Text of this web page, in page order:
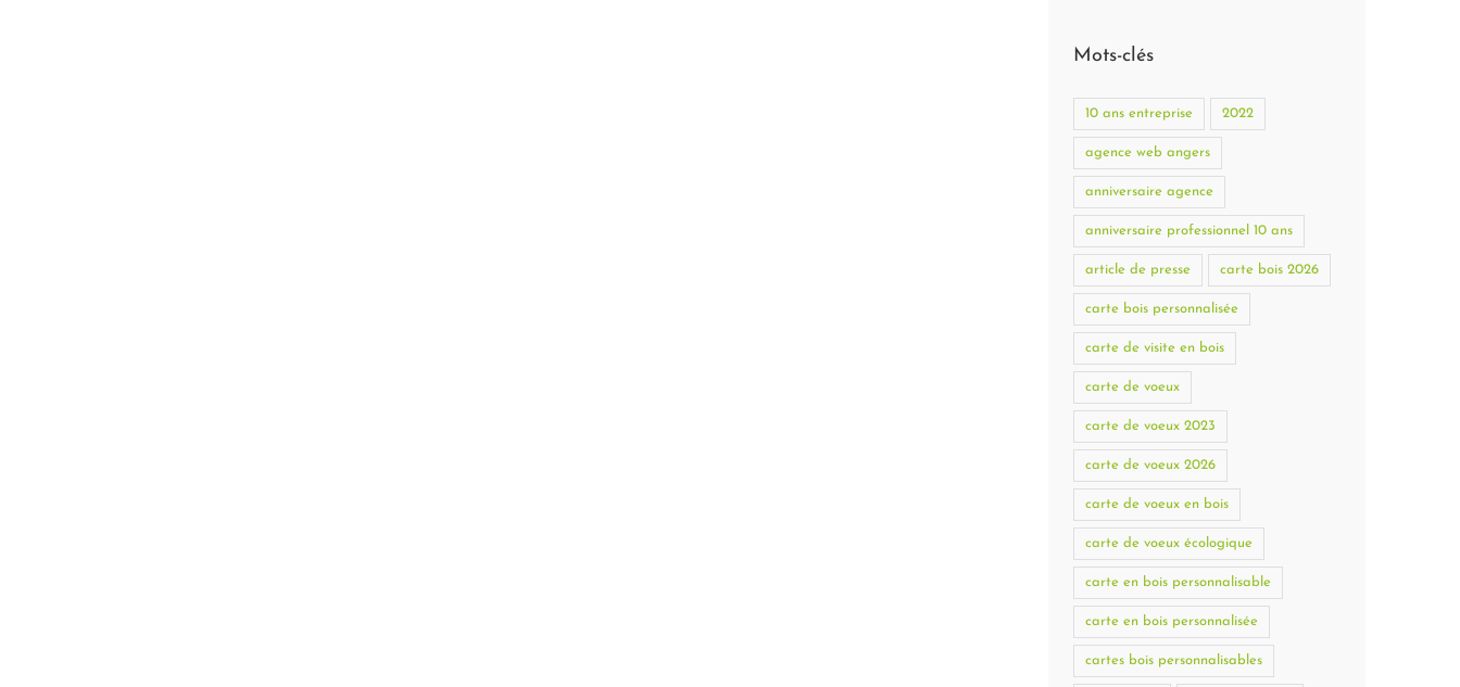
Mots-clés
10 ans entreprise 2022
agence web angers
anniversaire agence
anniversaire professionnel 10 ans
article de presse carte bois 2026
carte bois personnalisée
carte de visite en bois
carte de voeux
carte de voeux 2023
carte de voeux 2026
carte de voeux en bois
carte de voeux écologique
carte en bois personnalisable
carte en bois personnalisée
cartes bois personnalisables